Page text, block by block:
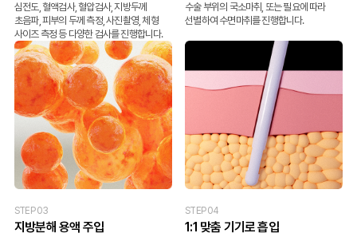
심전도, 혈액검사, 혈압검사, 지방두께
초음파, 피부의 두께 측정, 사진촬영, 체형
사이즈 측정 등 다양한 검사를 진행합니다.
수술 부위의 국소마취, 또는 필요에 따라
선별하여 수면마취를 진행합니다.
STEP 03
지방분해 용액 주입
STEP 04
1:1 맞춤 기기로 흡입